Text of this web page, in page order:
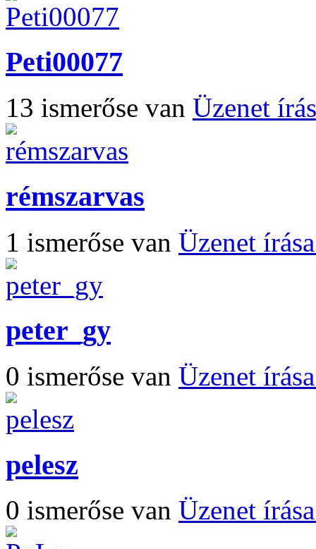
Peti00077
13 ismerőse van Üzenet
rémszarvas
1 ismerőse van Üzenet
peter_gy
0 ismerőse van Üzenet
pelesz
0 ismerőse van Üzenet